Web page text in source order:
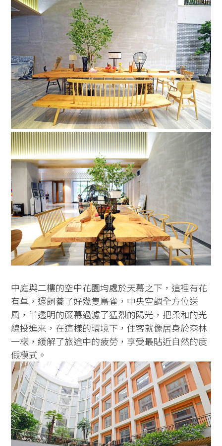
中庭與二樓的空中花園均處於天幕之下，這裡有花
有草，還飼養了好幾隻鳥雀，中央空調全方位送
風，半透明的簾幕過濾了猛烈的陽光，把柔和的光
線投進來，在這樣的環境下，住客就像居身於森林
一樣，緩解了旅途中的疲勞，享受最貼近自然的度
假模式。